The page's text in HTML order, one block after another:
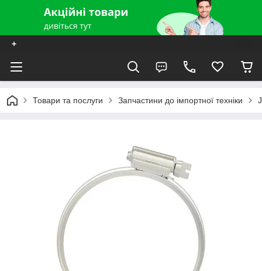
+
Товари та послуги Запчастини до імпортної техніки